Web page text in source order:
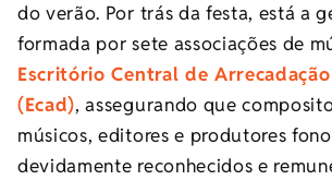
do verão. Por trás da festa, está a
formada por sete associações de
Escritório Central de
(Ecad), assegurando que
músicos, editores e produtores
devidamente reconhecidos e